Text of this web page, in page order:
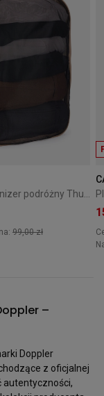
Średni organizer podróżny Thule Packing Cube M - gentle beige
99,00 zł
–
Doppler
z oficjalnej
autentyczności,